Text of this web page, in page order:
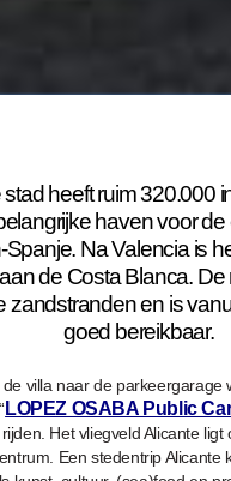
stad heeft ruim 320.000
haven voor de
Spanje. Na Valencia is
de Costa Blanca. De
zandstranden en is
goed bereikbaar.
de villa naar de parkeergarage
LOPEZ OSABA Public
Het vliegveld Alicante ligt
Een stedentrip Alicante